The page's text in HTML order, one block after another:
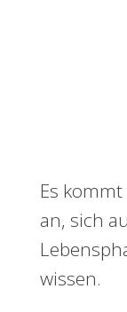
Es
an, sich
wissen.